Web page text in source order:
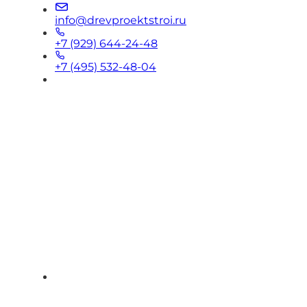
info@drevproektstroi.ru
+7 (929) 644-24-48
+7 (495) 532-48-04